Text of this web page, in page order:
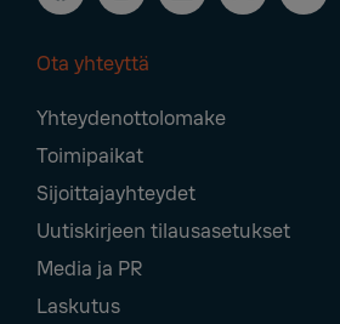
Navigation
Ota yhteyttä
Yhteydenottolomake
Toimipaikat
Sijoittajayhteydet
Uutiskirjeen tilausasetukset
Media ja PR
Laskutus